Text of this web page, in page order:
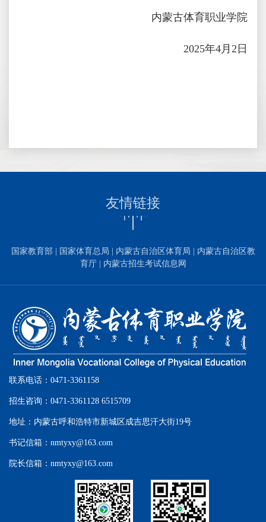
内蒙古体育职业学院
2025年4月2日
友情链接
国家教育部 | 国家体育总局 | 内蒙古自治区体育局 | 内蒙古自治区教
育厅 | 内蒙古招生考试信息网
联系电话：0471-3361158
招生咨询：0471-3361128 6515709
地址：内蒙古呼和浩特市新城区成吉思汗大街19号
书记信箱：nmtyxy@163.com
院长信箱：nmtyxy@163.com